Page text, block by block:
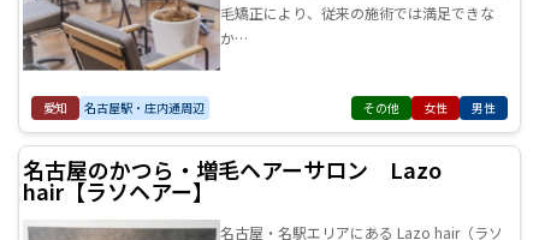
毛矯正により、従来の施術では満足できな
か…
愛知 名古屋駅・庄内通周辺 その他 女性 男性
名古屋のかつら・増毛ヘアーサロン Lazo
hair【ラソヘアー】
名古屋・名駅エリアにある Lazo hair（ラソ